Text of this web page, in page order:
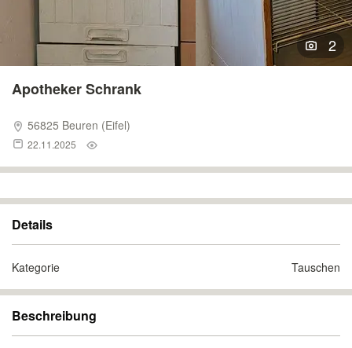
2
Apotheker Schrank
56825 Beuren (Eifel)
22.11.2025
Details
Kategorie Tauschen
Beschreibung